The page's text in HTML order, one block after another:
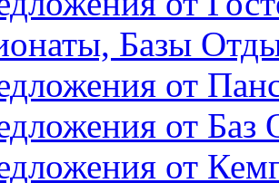
Базы
от
от Баз
от